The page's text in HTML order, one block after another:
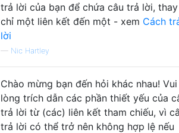
trả lời của bạn để chứa câu trả lời,
chỉ một liên kết đến một - xem Cách
lời
— Nic Hartley
Chào mừng bạn đến hỏi khác nhau! Vui
lòng trích dẫn các phần thiết yếu của
trả lời từ (các) liên kết tham chiếu, vì
trả lời có thể trở nên không hợp lệ nếu